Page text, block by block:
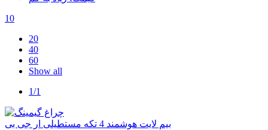
10
20
40
60
Show all
1/1
بیم لایت هوشمند 4 تکه مستطیلی ار جی بی